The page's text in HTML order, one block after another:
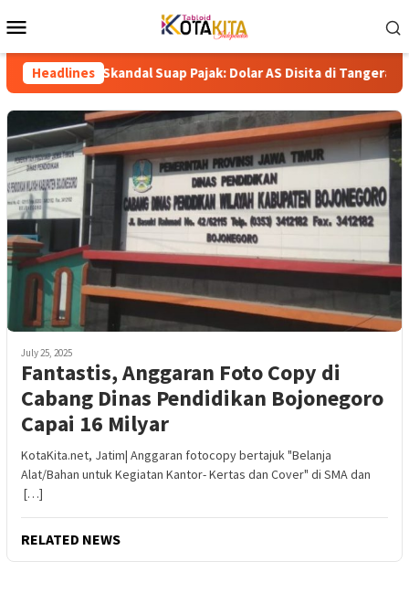
to
Menu
Headlines
Skandal Suap Pajak: Dolar AS Disita di Tangerang, Jaringan
July 25, 2025
Fantastis, Anggaran Foto Copy di
Cabang Dinas Pendidikan Bojonegoro
Capai 16 Milyar
KotaKita.net, Jatim| Anggaran fotocopy bertajuk "Belanja
Alat/Bahan untuk Kegiatan Kantor- Kertas dan Cover" di SMA dan
[…]
RELATED NEWS